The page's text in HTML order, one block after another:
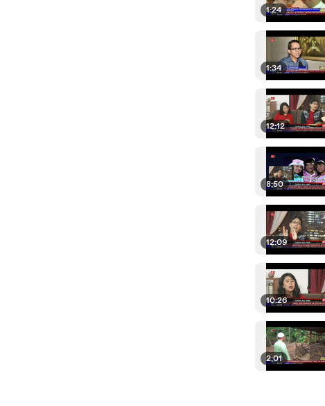
1:24
1:34
12:12
8:50
12:09
10:26
2:01